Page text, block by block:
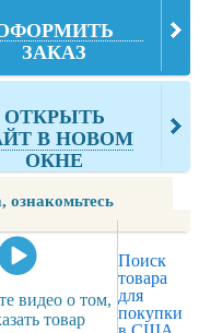
ЗАКАЗ
ОТКРЫТЬ
В НОВОМ
ОКНЕ
ознакомьтесь
видео о том,
товар
Поиск
товара
для
покупки